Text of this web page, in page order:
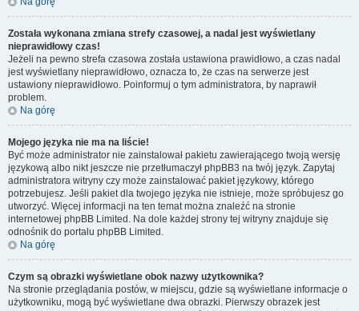
Została wykonana zmiana strefy czasowej, a nadal jest wyświetlany
nieprawidłowy czas!
Jeżeli na pewno strefa czasowa została ustawiona prawidłowo, a czas nadal
jest wyświetlany nieprawidłowo, oznacza to, że czas na serwerze jest
ustawiony nieprawidłowo. Poinformuj o tym administratora, by naprawił
problem.
Na górę
Mojego języka nie ma na liście!
Być może administrator nie zainstalował pakietu zawierającego twoją wersję
językową albo nikt jeszcze nie przetłumaczył phpBB3 na twój język. Zapytaj
administratora witryny czy może zainstalować pakiet językowy, którego
potrzebujesz. Jeśli pakiet dla twojego języka nie istnieje, może spróbujesz go
utworzyć. Więcej informacji na ten temat można znaleźć na stronie
internetowej phpBB Limited. Na dole każdej strony tej witryny znajduje się
odnośnik do portalu phpBB Limited.
Na górę
Czym są obrazki wyświetlane obok nazwy użytkownika?
Na stronie przeglądania postów, w miejscu, gdzie są wyświetlane informacje o
użytkowniku, mogą być wyświetlane dwa obrazki. Pierwszy obrazek jest